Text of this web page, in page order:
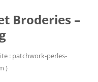
Broderies –
: patchwork-perles-
)